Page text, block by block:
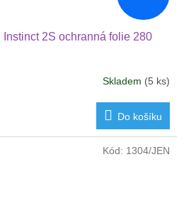
Instinct 2S ochranná folie 280
Skladem (5 ks)
Do košíku
Kód: 1304/JEN